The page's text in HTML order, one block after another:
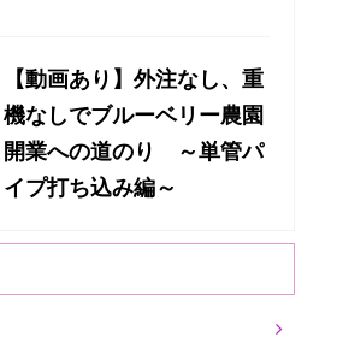
【動画あり】外注なし、重
機なしでブルーベリー農園
開業への道のり ～単管パ
イプ打ち込み編～